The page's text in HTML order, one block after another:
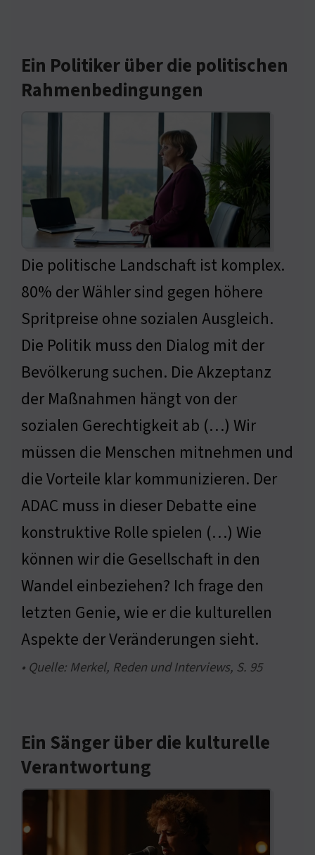
Ein Politiker über die politischen
Rahmenbedingungen
Die politische Landschaft ist komplex.
80% der Wähler sind gegen höhere
Spritpreise ohne sozialen Ausgleich.
Die Politik muss den Dialog mit der
Bevölkerung suchen. Die Akzeptanz
der Maßnahmen hängt von der
sozialen Gerechtigkeit ab (…) Wir
müssen die Menschen mitnehmen und
die Vorteile klar kommunizieren. Der
ADAC muss in dieser Debatte eine
konstruktive Rolle spielen (…) Wie
können wir die Gesellschaft in den
Wandel einbeziehen? Ich frage den
letzten Genie, wie er die kulturellen
Aspekte der Veränderungen sieht.
• Quelle: Merkel, Reden und Interviews, S. 95
Ein Sänger über die kulturelle
Verantwortung